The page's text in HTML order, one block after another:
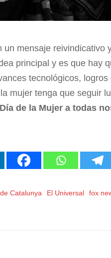
mensaje reivindicativo
principal y es que hay
tecnológicos,
mujer tenga que seguir
de la Mujer a todas
Catalunya El Universal fox